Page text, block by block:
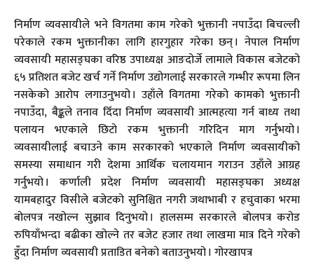
निर्माण व्यवसायीले भने विगतमा काम गरेको भुक्तानी नपाउँदा बिचल्ली
परेकाले रकम भुक्तानीका लागि हारगुहार गरेका छन् । नेपाल निर्माण
व्यवसायी महासङ्घका वरिष्ठ उपाध्यक्ष आङदोर्जे लामाले विकास बजेटको
६५ प्रतिशत बजेट खर्च गर्ने निर्माण उद्योगलाई सरकारले गम्भीर रूपमा लिन
नसकेको आरोप लगाउनुभयो । उहाँले विगतमा गरेको कामको भुक्तानी
नपाउँदा, बैङ्कले तनाव दिँदा निर्माण व्यवसायी आत्महत्या गर्न बाध्य तथा
पलायन भएकाले छिटो रकम भुक्तानी गरिदिन माग गर्नुभयो ।
व्यवसायीलाई बचाउने काम सरकारको भएकाले निर्माण व्यवसायीको
समस्या समाधान गरी देशमा आर्थिक चलायमान गराउन उहाँले आग्रह
गर्नुभयो । कर्णाली प्रदेश निर्माण व्यवसायी महासङ्घका अध्यक्ष
यामबहादुर विसीले बजेटको सुनिश्चित नगरी जथाभाबी र हचुवाका भरमा
बोलपत्र नखोल्न सुझाव दिनुभयो । हालसम्म सरकारले बोलपत्र करोड
रुपियाँभन्दा बढीका खोल्ने तर बजेट हजार तथा लाखमा मात्र दिने गरेको
हुँदा निर्माण व्यवसायी प्रताडित बनेको बताउनुभयो । गोरखापत्र